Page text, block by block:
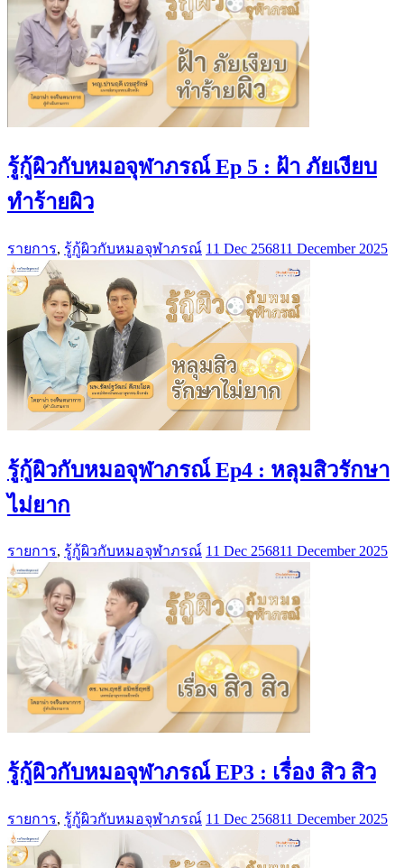
รู้กู้ผิวกับหมอจุฬาภรณ์ Ep 5 : ฝ้า ภัยเงียบ
ทําร้ายผิว
รายการ, รู้กู้ผิวกับหมอจุฬาภรณ์ 11 Dec 256811 December 2025
รู้กู้ผิวกับหมอจุฬาภรณ์ Ep4 : หลุมสิวรักษา
ไม่ยาก
รายการ, รู้กู้ผิวกับหมอจุฬาภรณ์ 11 Dec 256811 December 2025
รู้กู้ผิวกับหมอจุฬาภรณ์ EP3 : เรื่อง สิว สิว
รายการ, รู้กู้ผิวกับหมอจุฬาภรณ์ 11 Dec 256811 December 2025